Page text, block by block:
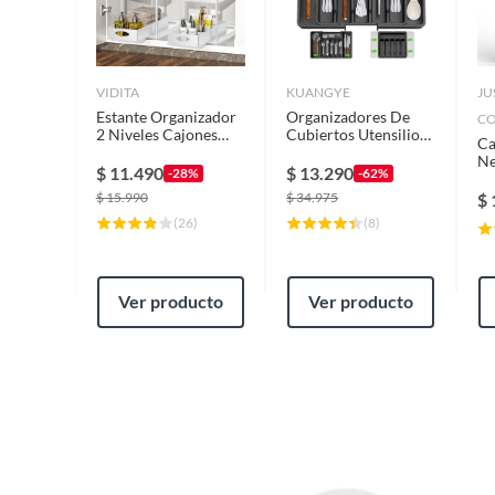
VIDITA
Estante Organizador
2 Niveles Cajones
Cocina Baño
$ 11.490 -28%
$15.990
(26)
Ver producto
KUANGYE
Organizadores De
Cubiertos Utensilios
Compartimento
$ 13.290 -62%
$34.975
(8)
Ver producto
$